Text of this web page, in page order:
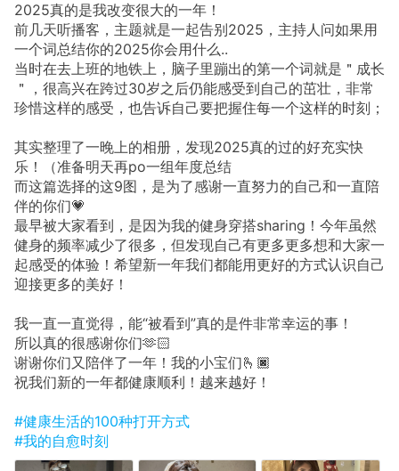
2025真的是我改变很大的一年！
前几天听播客，主题就是一起告别2025，主持人问如果用
一个词总结你的2025你会用什么..
当时在去上班的地铁上，脑子里蹦出的第一个词就是＂成长
＂，很高兴在跨过30岁之后仍能感受到自己的茁壮，非常
珍惜这样的感受，也告诉自己要把握住每一个这样的时刻；
其实整理了一晚上的相册，发现2025真的过的好充实快
乐！（准备明天再po一组年度总结
而这篇选择的这9图，是为了感谢一直努力的自己和一直陪
伴的你们💗
最早被大家看到，是因为我的健身穿搭sharing！今年虽然
健身的频率减少了很多，但发现自己有更多更多想和大家一
起感受的体验！希望新一年我们都能用更好的方式认识自己
迎接更多的美好！
我一直一直觉得，能“被看到”真的是件非常幸运的事！
所以真的很感谢你们🫶🏻
谢谢你们又陪伴了一年！我的小宝们🫰🏿
祝我们新的一年都健康顺利！越来越好！
#健康生活的100种打开方式
#我的自愈时刻